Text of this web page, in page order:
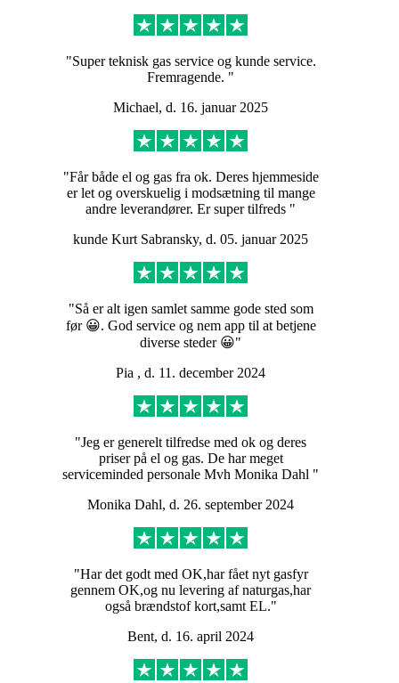
"Super teknisk gas service og kunde service.
Fremragende. "
Michael, d. 16. januar 2025
"Får både el og gas fra ok. Deres hjemmeside
er let og overskuelig i modsætning til mange
andre leverandører. Er super tilfreds "
kunde Kurt Sabransky, d. 05. januar 2025
"Så er alt igen samlet samme gode sted som
før 😀. God service og nem app til at betjene
diverse steder 😀"
Pia , d. 11. december 2024
"Jeg er generelt tilfredse med ok og deres
priser på el og gas. De har meget
serviceminded personale Mvh Monika Dahl "
Monika Dahl, d. 26. september 2024
"Har det godt med OK,har fået nyt gasfyr
gennem OK,og nu levering af naturgas,har
også brændstof kort,samt EL."
Bent, d. 16. april 2024